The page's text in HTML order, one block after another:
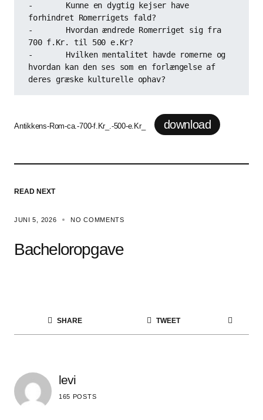
-	Kunne en dygtig kejser have
forhindret Romerrigets fald?
-	Hvordan ændrede Romerriget sig fra
700 f.Kr. til 500 e.Kr?
-	Hvilken mentalitet havde romerne og
hvordan kan den ses som en forlængelse af
Antikkens-Rom-ca.-700-f.Kr_.-500-e.Kr_ download
READ NEXT
JUNI 5, 2026 NO COMMENTS
Bacheloropgave
SHARE TWEET
levi
165 POSTS